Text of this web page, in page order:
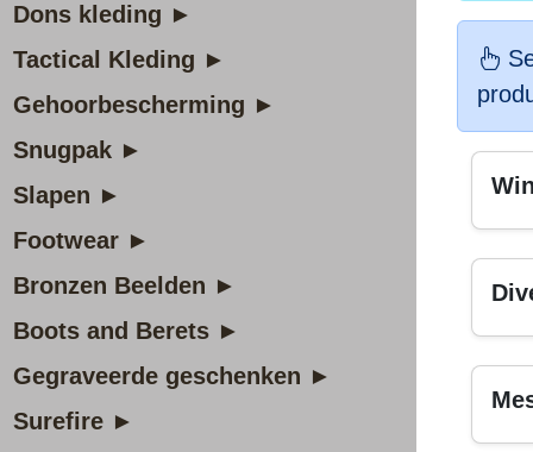
Dons kleding ►
Tactical Kleding ►
Gehoorbescherming ►
Snugpak ►
Slapen ►
Footwear ►
Bronzen Beelden ►
Boots and Berets ►
Gegraveerde geschenken ►
Surefire ►